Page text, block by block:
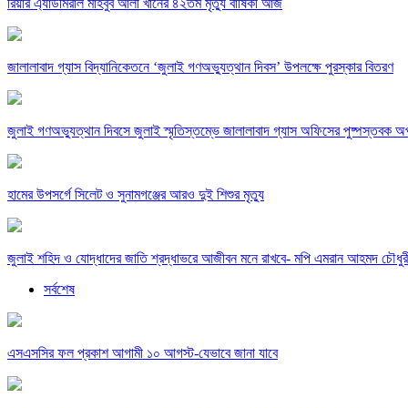
রিয়ার এ্যাডমিরাল মাহবুব আলী খানের ৪২তম মৃত্যু বার্ষিকী আজ
জালালাবাদ গ্যাস বিদ্যানিকেতনে ‘জুলাই গণঅভ্যুত্থান দিবস’ উপলক্ষে পুরস্কার বিতরণ
জুলাই গণঅভ্যুত্থান দিবসে জুলাই স্মৃতিস্তম্ভে জালালাবাদ গ্যাস অফিসের পুষ্পস্তবক
হামের উপসর্গে সিলেট ও সুনামগঞ্জের আরও দুই শিশুর মৃত্যু
জুলাই শহিদ ও যোদ্ধাদের জাতি শ্রদ্ধাভরে আজীবন মনে রাখবে- মপি এমরান আহমদ
সর্বশেষ
এসএসসির ফল প্রকাশ আগামী ১০ আগস্ট-যেভাবে জানা যাবে